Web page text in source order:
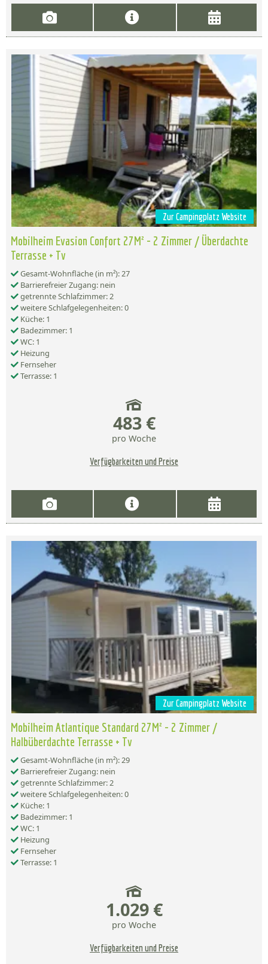
Zur Campingplatz Website
Mobilheim Evasion Confort 27M² - 2 Zimmer / Überdachte
Terrasse + Tv
Gesamt-Wohnfläche (in m²): 27
Barrierefreier Zugang: nein
getrennte Schlafzimmer: 2
weitere Schlafgelegenheiten: 0
Küche: 1
Badezimmer: 1
WC: 1
Heizung
Fernseher
Terrasse: 1
483 €
pro Woche
Verfügbarkeiten und Preise
Zur Campingplatz Website
Mobilheim Atlantique Standard 27M² - 2 Zimmer /
Halbüberdachte Terrasse + Tv
Gesamt-Wohnfläche (in m²): 29
Barrierefreier Zugang: nein
getrennte Schlafzimmer: 2
weitere Schlafgelegenheiten: 0
Küche: 1
Badezimmer: 1
WC: 1
Heizung
Fernseher
Terrasse: 1
1.029 €
pro Woche
Verfügbarkeiten und Preise